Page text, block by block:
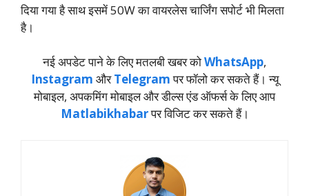
दिया गया है साथ इसमें 50W का वायरलेस चार्जिंग सपोर्ट भी मिलता
है।
नई अपडेट पाने के लिए मतलबी खबर कोWhatsApp,
Instagram औरTelegramपर फॉलो कर सकते हैं। न्‍यू
मोबाइल, अपकमिंग मोबाइल और डील्‍स एंड ऑफर्स के लिए आप
Matlabikhabarपर विजिट कर सकते हैं।